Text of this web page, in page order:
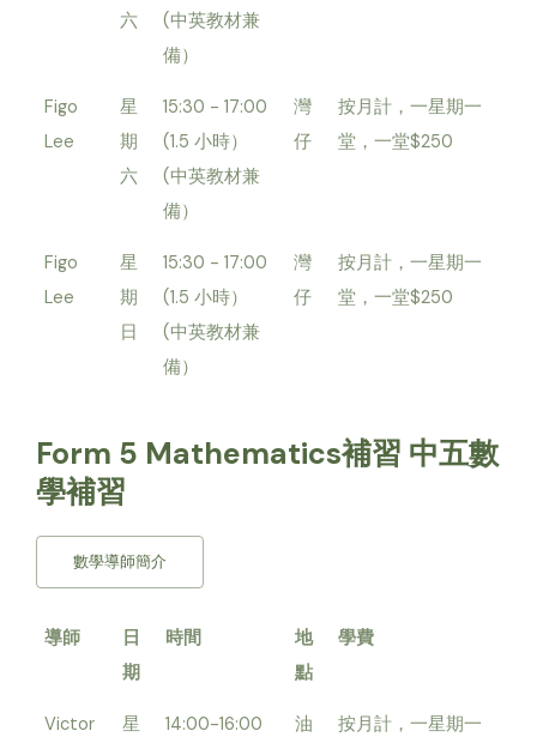
六
(中英教材兼
備）
Figo
Lee
星
期
六
15:30 - 17:00
(1.5 小時）
(中英教材兼
備）
灣
仔
按月計，一星期一
堂，一堂$250
Figo
Lee
星
期
日
15:30 - 17:00
(1.5 小時）
(中英教材兼
備）
灣
仔
按月計，一星期一
堂，一堂$250
Form 5 Mathematics補習 中五數
學補習
數學導師簡介
導師
日
期
時間
地
點
學費
Victor
星
14:00-16:00
油
按月計，一星期一